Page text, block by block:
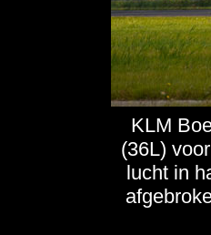
KLM
(36L)
lucht in